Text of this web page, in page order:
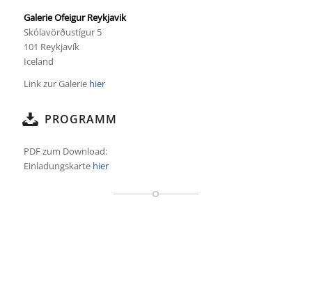
Galerie Ofeigur Reykjavik
Skólavörðustígur 5
101 Reykjavík
Iceland
Link zur Galerie hier
PROGRAMM
PDF zum Download:
Einladungskarte hier